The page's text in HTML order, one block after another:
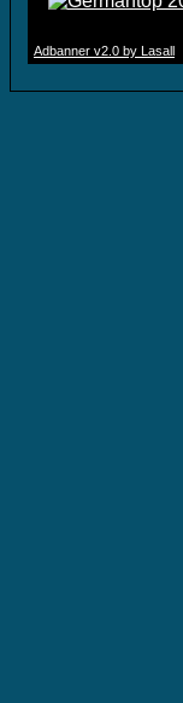
Adbanner v2.0 by Lasall